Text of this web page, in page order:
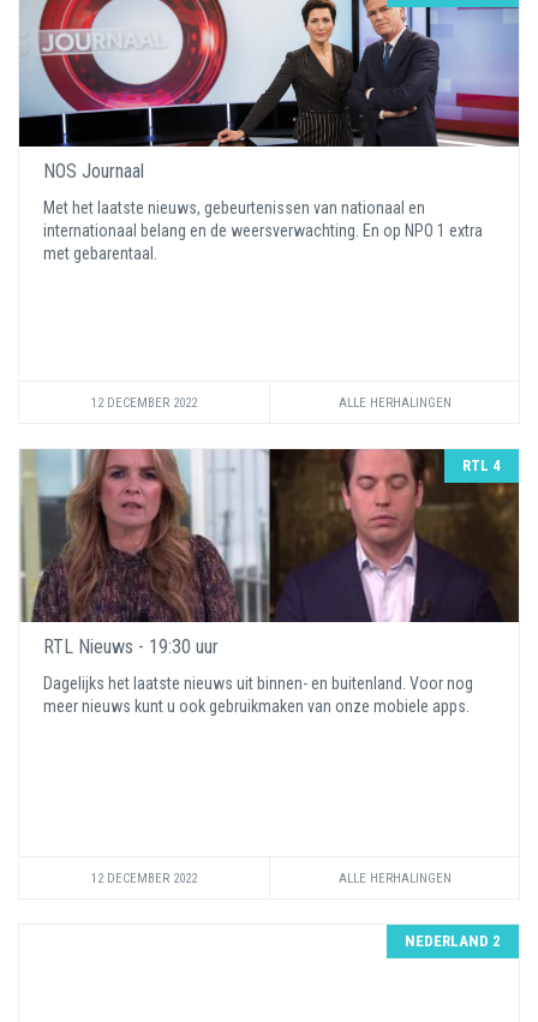
NOS Journaal
Met het laatste nieuws, gebeurtenissen van nationaal en
internationaal belang en de weersverwachting. En op NPO 1 extra
met gebarentaal.
12 DECEMBER 2022 ALLE HERHALINGEN
RTL 4
RTL Nieuws - 19:30 uur
Dagelijks het laatste nieuws uit binnen- en buitenland. Voor nog
meer nieuws kunt u ook gebruikmaken van onze mobiele apps.
12 DECEMBER 2022 ALLE HERHALINGEN
NEDERLAND 2